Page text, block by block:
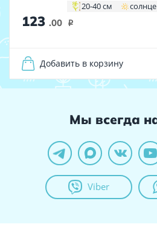
20-40 см солнце
123 .00 i
Добавить в корзину
Мы всегда
Viber